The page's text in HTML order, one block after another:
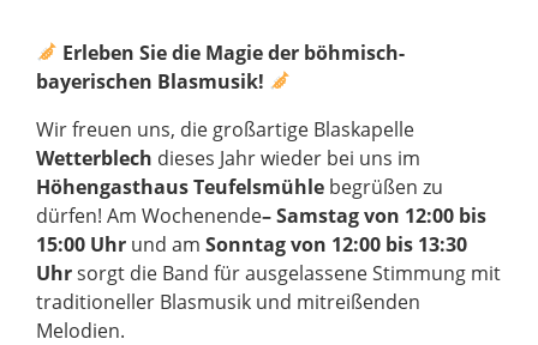
Erleben Sie die Magie der böhmisch-
bayerischen Blasmusik!
Wir freuen uns, die großartige Blaskapelle
Wetterblech dieses Jahr wieder bei uns im
Höhengasthaus Teufelsmühle begrüßen zu
dürfen! Am Wochenende–Samstag von 12:00 bis
15:00 Uhr und am Sonntag von 12:00 bis 13:30
Uhrsorgt die Band für ausgelassene Stimmung mit
traditioneller Blasmusik und mitreißenden
Melodien.